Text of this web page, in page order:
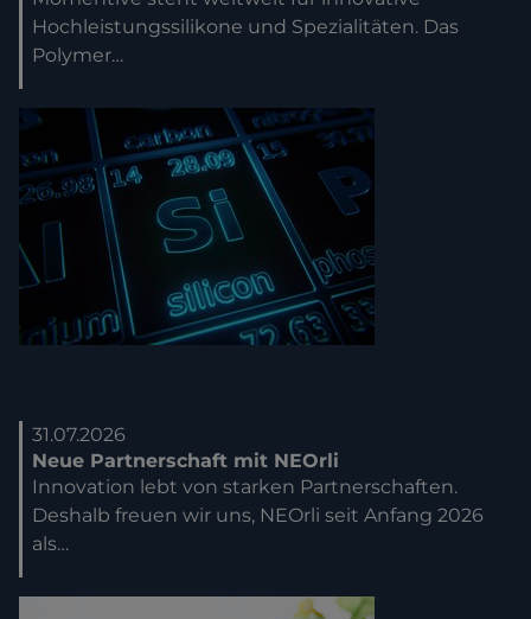
Hochleistungssilikone und Spezialitäten. Das
Polymer…
31.07.2026
Neue Partnerschaft mit NEOrli
Innovation lebt von starken Partnerschaften.
Deshalb freuen wir uns, NEOrli seit Anfang 2026
als…